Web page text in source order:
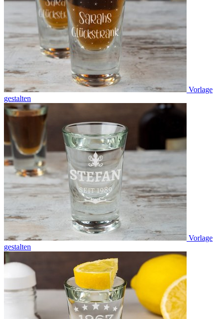
Vorlage
gestalten
Vorlage
gestalten